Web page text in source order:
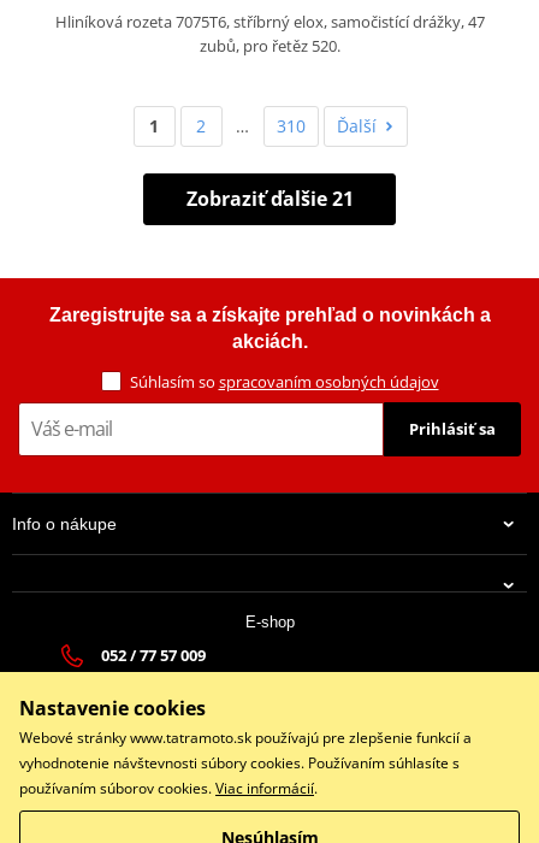
Hliníková rozeta 7075T6, stříbrný elox, samočistící drážky, 47
zubů, pro řetěz 520.
1 2 … 310 Ďalší
Zobraziť ďalšie 21
Zaregistrujte sa a získajte prehľad o novinkách a
akciách.
Súhlasím so spracovaním osobných údajov
Prihlásiť sa
Info o nákupe
E-shop
052 / 77 57 009
Po - Pia 9:00-17:00 | So: 9:00-13:00 | Ne: Zatvorené
Facebook
Nastavenie cookies
Webové stránky www.tatramoto.sk používajú pre zlepšenie funkcií a
vyhodnotenie návštevnosti súbory cookies. Používaním súhlasíte s
používaním súborov cookies.Viac informácií.
Nesúhlasím